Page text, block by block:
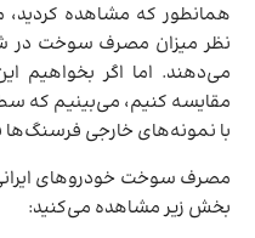
همانطور که مشاهده کردید،
نظر میزان مصرف سوخت در
می‌دهند. اما اگر بخواهیم
مقایسه کنیم، می‌بینیم که
با نمونه‌های خارجی فرسنگ‌ها
مصرف سوخت خودروهای
بخش زیر مشاهده می‌کنید: